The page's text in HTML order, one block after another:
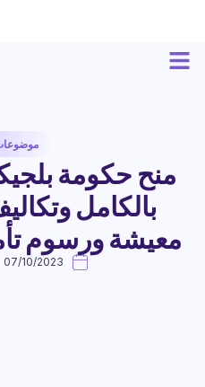
بالكامل
معيشة ورسوم
07/10/2023